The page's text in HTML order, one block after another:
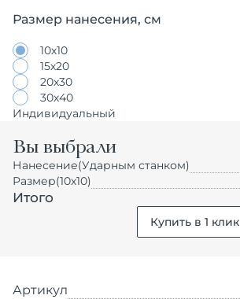
Размер нанесения, см
10х10
15х20
20х30
30х40
Индивидуальный
Вы выбрали
Нанесение(Ударным станком)
Размер(10х10)
Итого
Купить в 1 клик
Артикул